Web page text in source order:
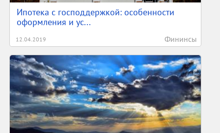
Ипотека с господдержкой: особенности
оформления и ус...
12.04.2019 Фининсы